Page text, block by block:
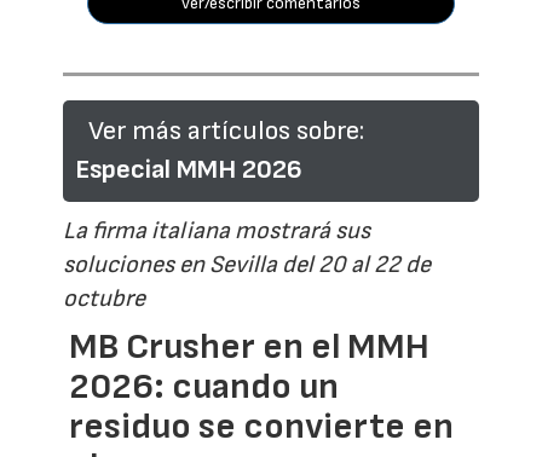
Ver más artículos sobre:
Especial MMH 2026
La firma italiana mostrará sus
soluciones en Sevilla del 20 al 22 de
octubre
MB Crusher en el MMH
2026: cuando un
residuo se convierte en